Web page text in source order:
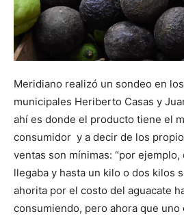
Meridiano realizó un sondeo en
municipales Heriberto Casas y
ahí es donde el producto tiene el
consumidor y a decir de los
ventas son mínimas: “por
llegaba y hasta un kilo o dos kilos
ahorita por el costo del aguacate
consumiendo, pero ahora que uno